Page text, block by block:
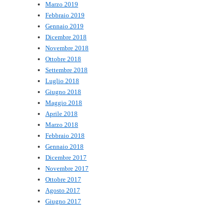
Marzo 2019
Febbraio 2019
Gennaio 2019
Dicembre 2018
Novembre 2018
Ottobre 2018
Settembre 2018
Luglio 2018
Giugno 2018
Maggio 2018
Aprile 2018
Marzo 2018
Febbraio 2018
Gennaio 2018
Dicembre 2017
Novembre 2017
Ottobre 2017
Agosto 2017
Giugno 2017